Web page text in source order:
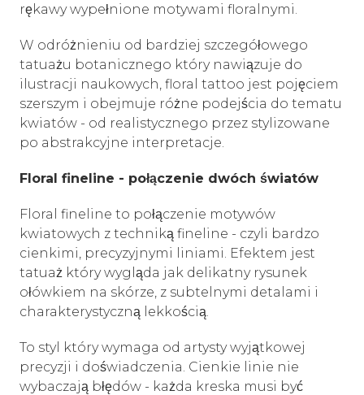
rękawy wypełnione motywami floralnymi.
W odróżnieniu od bardziej szczegółowego
tatuażu botanicznego który nawiązuje do
ilustracji naukowych, floral tattoo jest pojęciem
szerszym i obejmuje różne podejścia do tematu
kwiatów - od realistycznego przez stylizowane
po abstrakcyjne interpretacje.
Floral fineline - połączenie dwóch światów
Floral fineline to połączenie motywów
kwiatowych z techniką fineline - czyli bardzo
cienkimi, precyzyjnymi liniami. Efektem jest
tatuaż który wygląda jak delikatny rysunek
ołówkiem na skórze, z subtelnymi detalami i
charakterystyczną lekkością.
To styl który wymaga od artysty wyjątkowej
precyzji i doświadczenia. Cienkie linie nie
wybaczają błędów - każda kreska musi być